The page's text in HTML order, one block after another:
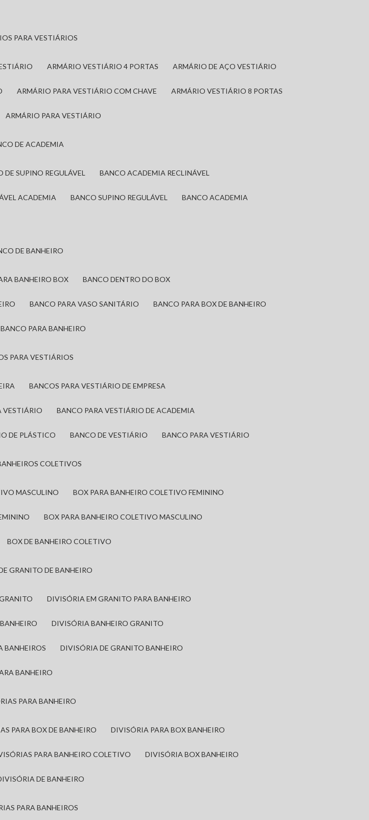
PARA VESTIÁRIOS
ARMÁRIO VESTIÁRIO 4 PORTAS ARMÁRIO DE AÇO VESTIÁRIO
ARMÁRIO PARA VESTIÁRIO COM CHAVE ARMÁRIO VESTIÁRIO 8 PORTAS
ARMÁRIO PARA VESTIÁRIO
DE ACADEMIA
DE SUPINO REGULÁVEL BANCO ACADEMIA RECLINÁVEL
ACADEMIA BANCO SUPINO REGULÁVEL BANCO ACADEMIA
DE BANHEIRO
BANHEIRO BOX BANCO DENTRO DO BOX
BANCO PARA VASO SANITÁRIO BANCO PARA BOX DE BANHEIRO
BANCO PARA BANHEIRO
PARA VESTIÁRIOS
BANCOS PARA VESTIÁRIO DE EMPRESA
VESTIÁRIO BANCO PARA VESTIÁRIO DE ACADEMIA
DE PLÁSTICO BANCO DE VESTIÁRIO BANCO PARA VESTIÁRIO
COLETIVOS
MASCULINO BOX PARA BANHEIRO COLETIVO FEMININO
BOX PARA BANHEIRO COLETIVO MASCULINO
BOX DE BANHEIRO COLETIVO
GRANITO DE BANHEIRO
DIVISÓRIA EM GRANITO PARA BANHEIRO
DIVISÓRIA BANHEIRO GRANITO
BANHEIROS DIVISÓRIA DE GRANITO BANHEIRO
BANHEIRO
PARA BANHEIRO
PARA BOX DE BANHEIRO DIVISÓRIA PARA BOX BANHEIRO
PARA BANHEIRO COLETIVO DIVISÓRIA BOX BANHEIRO
DIVISÓRIA DE BANHEIRO
PARA BANHEIROS